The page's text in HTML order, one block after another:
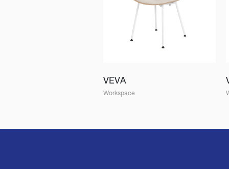
VEVA
Workspace